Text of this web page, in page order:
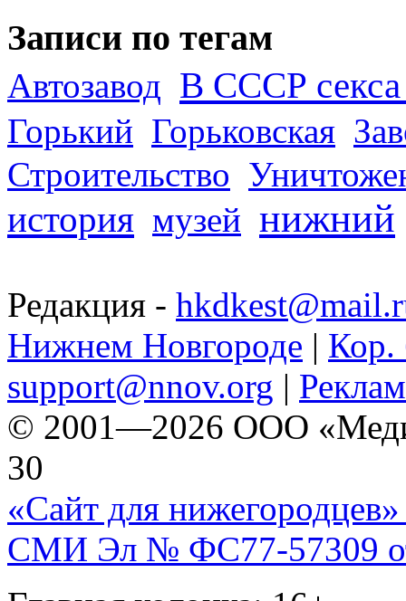
Записи по тегам
Автозавод В СССР секса
Горький Горьковская
Строительство
история музей нижний
Редакция -
Нижнем Новгороде | Кор.
support@nnov.org |
© 2001—2026 ООО
30
«Сайт для нижегородцев»
СМИ Эл № ФС77-57309